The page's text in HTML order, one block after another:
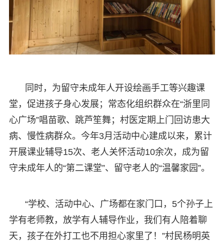
同时，为留守未成年人开设绘画手工等兴趣课
堂，促进孩子身心发展；常态化组织群众在“浙里同
心广场”唱苗歌、跳芦笙舞；村医定期上门回访患大
病、慢性病群众。今年3月活动中心建成以来，累计
开展课业辅导15次、老人关怀活动10余次，成为留
守未成年人的“第二课堂”、留守老人的“温馨家园”。
“学校、活动中心、广场都在家门口，5个孙子上
学有老师教，放学有人辅导作业，我们有人陪着聊
天，孩子在外打工也不用担心家里了！”村民杨明英